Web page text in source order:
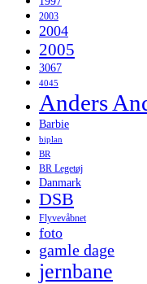
2003
2004
2005
3067
4045
Anders
Barbie
biplan
BR
BR Legetøj
Danmark
DSB
Flyvevåbnet
foto
gamle dage
jernbane